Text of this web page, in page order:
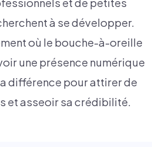
et de petites
à se développer.
où le bouche-à-oreille
une présence numérique
différence pour attirer de
et asseoir sa crédibilité.